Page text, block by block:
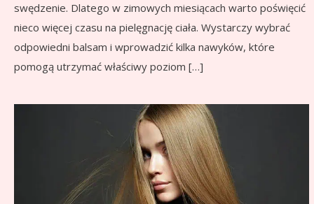
swędzenie. Dlatego w zimowych miesiącach warto poświęcić
nieco więcej czasu na pielęgnację ciała. Wystarczy wybrać
odpowiedni balsam i wprowadzić kilka nawyków, które
pomogą utrzymać właściwy poziom […]